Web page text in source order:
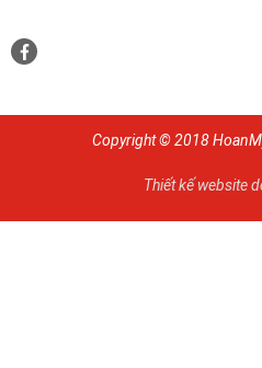
Copyright © 2018
Thiết kế website